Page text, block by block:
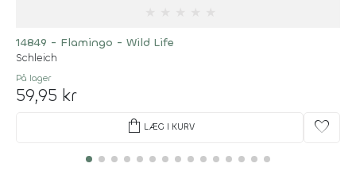
14849 - Flamingo - Wild Life
Schleich
På lager
59,95 kr
shopping_bag LÆG I KURV favorite